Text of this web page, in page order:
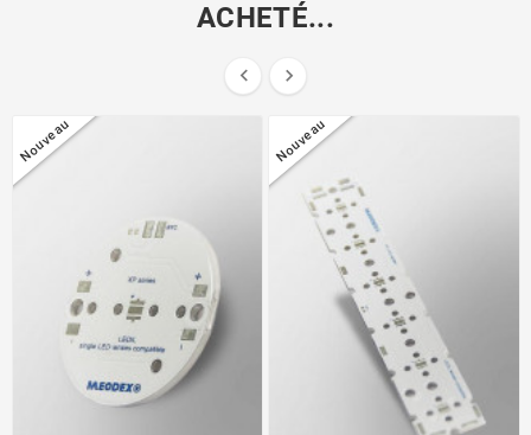
ACHETÉ...
 
Nouveau Nouveau